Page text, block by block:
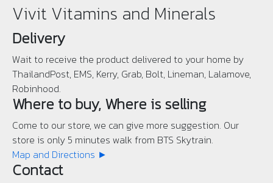
Vivit Vitamins and Minerals
Delivery
Wait to receive the product delivered to your home by
ThailandPost, EMS, Kerry, Grab, Bolt, Lineman, Lalamove,
Robinhood.
Where to buy, Where is selling
Come to our store, we can give more suggestion. Our
store is only 5 minutes walk from BTS Skytrain.
Map and Directions ►
Contact